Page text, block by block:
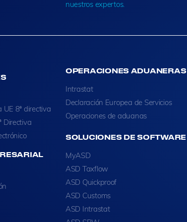
nuestros expertos.
UE 8ª directiva
Directiva
OPERACIONES ADUANERAS
Intrastat
Declaración Europea de Servicios
Operaciones de aduanas
SOLUCIONES DE SOFTWARE
MyASD
ASD Taxflow
ASD Quickproof
ASD Customs
ASD Intrastat